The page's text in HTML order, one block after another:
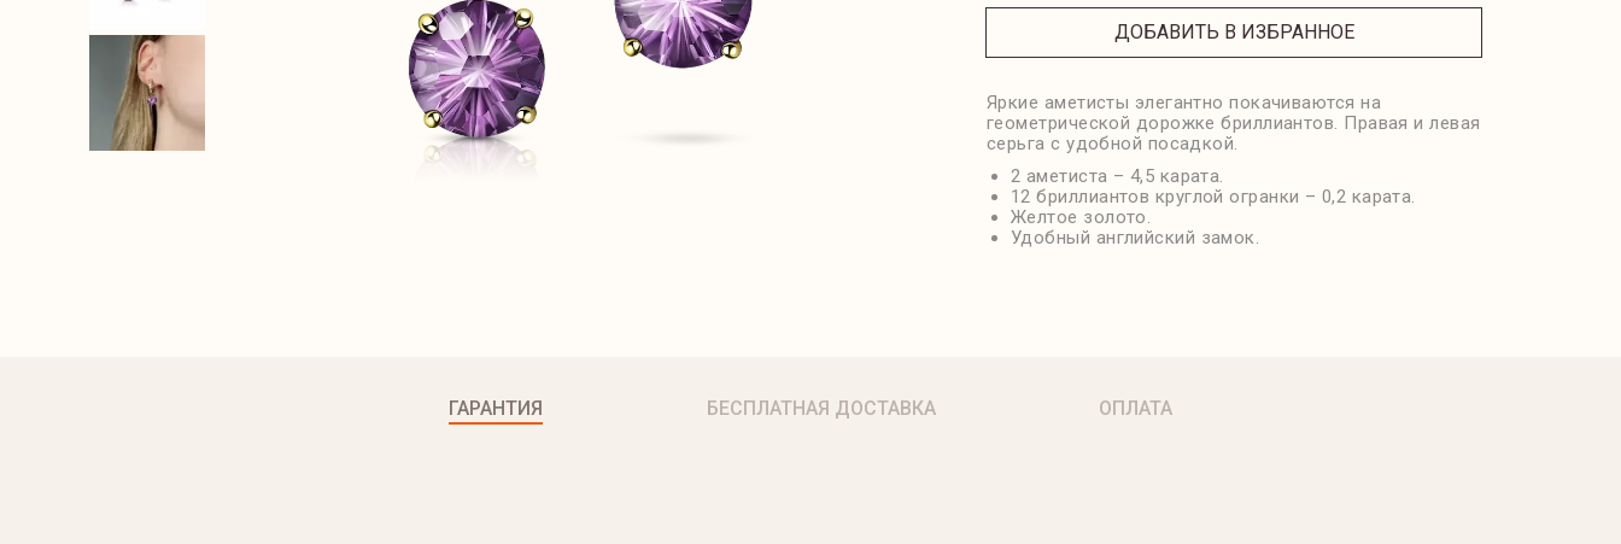
ДОБАВИТЬ В ИЗБРАННОЕ
Яркие аметисты элегантно покачиваются на
геометрической дорожке бриллиантов. Правая и левая
серьга с удобной посадкой.
2 аметиста – 4,5 карата.
12 бриллиантов круглой огранки – 0,2 карата.
Желтое золото.
Удобный английский замок.
ГАРАНТИЯ БЕСПЛАТНАЯ ДОСТАВКА ОПЛАТА